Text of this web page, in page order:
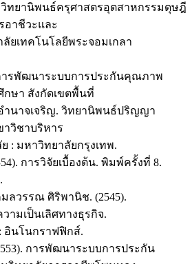
ทยานิพนธ์ครุศาสตรอุตสาหกรรมดุษฎี
าชีวะและ
ยเทคโนโลยีพระจอมเกลา
การพัฒนาระบบการประกันคุณภาพ
กษา สังกัดเขตพื้นที่
ำนาจเจริญ. วิทยานิพนธ์ปริญญา
วิชาบริหาร
: มหาวิทยาลัยกรุงเทพ.
การวิจัยเบื้องต้น. พิมพ์ครั้งที่ 8.
วรรณ ศิริพานิช. (2545).
วามเป็นเลิศทางธุรกิจ.
อินโนกราฟฟิกส์.
การพัฒนาระบบการประกัน